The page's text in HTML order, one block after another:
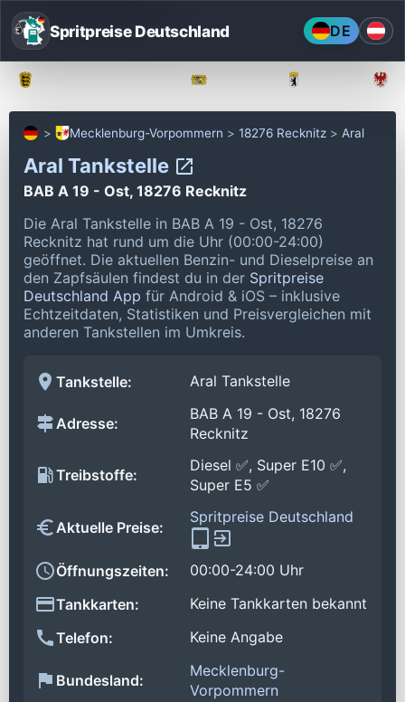
Spritpreise Deutschland DE
Mecklenburg-Vorpommern 18276 Recknitz Aral
Aral Tankstelle
BAB A 19 - Ost, 18276 Recknitz
Die Aral Tankstelle in BAB A 19 - Ost, 18276
Recknitz hat rund um die Uhr (00:00-24:00)
geöffnet. Die aktuellen Benzin- und Dieselpreise an
den Zapfsäulen findest du in der Spritpreise
Deutschland App für Android & iOS – inklusive
Echtzeitdaten, Statistiken und Preisvergleichen mit
anderen Tankstellen im Umkreis.
Tankstelle: Aral Tankstelle
Adresse:
BAB A 19 - Ost, 18276
Recknitz
Treibstoffe:
Diesel ✅, Super E10 ✅,
Super E5 ✅
Aktuelle Preise:
Spritpreise Deutschland
Öffnungszeiten:
00:00-24:00 Uhr
Tankkarten:
Keine Tankkarten bekannt
Telefon:
Keine Angabe
Bundesland:
Mecklenburg-
Vorpommern